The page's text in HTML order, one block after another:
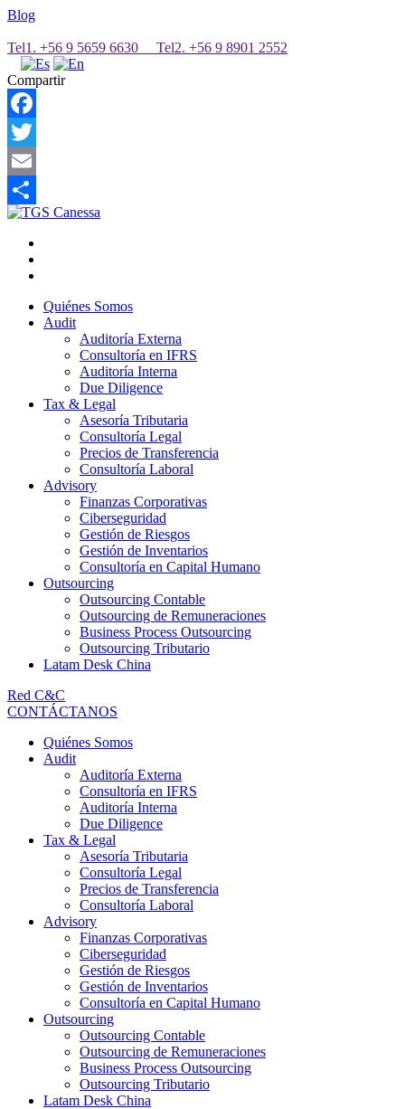
Blog
Tel1. +56 9 5659 6630 Tel2. +56 9 8901 2552
Compartir
Facebook
Twitter
Email
Share
Quiénes Somos
Audit
Auditoría Externa
Consultoría en IFRS
Auditoría Interna
Due Diligence
Tax & Legal
Asesoría Tributaria
Consultoría Legal
Precios de Transferencia
Consultoría Laboral
Advisory
Finanzas Corporativas
Ciberseguridad
Gestión de Riesgos
Gestión de Inventarios
Consultoría en Capital Humano
Outsourcing
Outsourcing Contable
Outsourcing de Remuneraciones
Business Process Outsourcing
Outsourcing Tributario
Latam Desk China
Red C&C
CONTÁCTANOS
Quiénes Somos
Audit
Auditoría Externa
Consultoría en IFRS
Auditoría Interna
Due Diligence
Tax & Legal
Asesoría Tributaria
Consultoría Legal
Precios de Transferencia
Consultoría Laboral
Advisory
Finanzas Corporativas
Ciberseguridad
Gestión de Riesgos
Gestión de Inventarios
Consultoría en Capital Humano
Outsourcing
Outsourcing Contable
Outsourcing de Remuneraciones
Business Process Outsourcing
Outsourcing Tributario
Latam Desk China